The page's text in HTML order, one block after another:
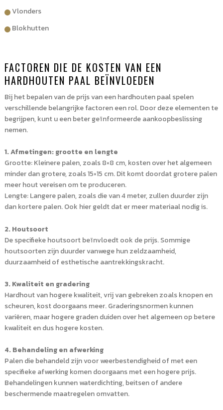
Vlonders
Blokhutten
FACTOREN DIE DE KOSTEN VAN EEN
HARDHOUTEN PAAL BEÏNVLOEDEN
Bij het bepalen van de prijs van een hardhouten paal spelen
verschillende belangrijke factoren een rol. Door deze elementen te
begrijpen, kunt u een beter geïnformeerde aankoopbeslissing
nemen.
1. Afmetingen: grootte en lengte
Grootte: Kleinere palen, zoals 8×8 cm, kosten over het algemeen
minder dan grotere, zoals 15×15 cm. Dit komt doordat grotere palen
meer hout vereisen om te produceren.
Lengte: Langere palen, zoals die van 4 meter, zullen duurder zijn
dan kortere palen. Ook hier geldt dat er meer materiaal nodig is.
2. Houtsoort
De specifieke houtsoort beïnvloedt ook de prijs. Sommige
houtsoorten zijn duurder vanwege hun zeldzaamheid,
duurzaamheid of esthetische aantrekkingskracht.
3. Kwaliteit en gradering
Hardhout van hogere kwaliteit, vrij van gebreken zoals knopen en
scheuren, kost doorgaans meer. Graderingsnormen kunnen
variëren, maar hogere graden duiden over het algemeen op betere
kwaliteit en dus hogere kosten.
4. Behandeling en afwerking
Palen die behandeld zijn voor weerbestendigheid of met een
specifieke afwerking komen doorgaans met een hogere prijs.
Behandelingen kunnen waterdichting, beitsen of andere
beschermende maatregelen omvatten.